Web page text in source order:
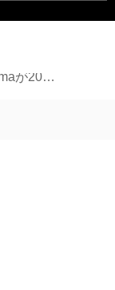
Audi Team Hitotsuyamaが2016年の体制を発表